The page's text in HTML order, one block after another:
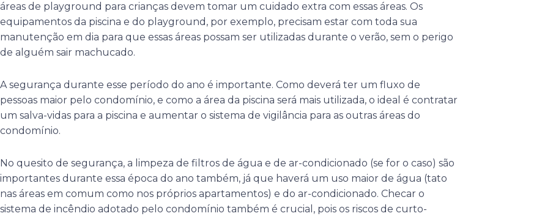
áreas de playground para crianças devem tomar um cuidado extra com essas áreas. Os
equipamentos da piscina e do playground, por exemplo, precisam estar com toda sua
manutenção em dia para que essas áreas possam ser utilizadas durante o verão, sem o perigo
de alguém sair machucado.
A segurança durante esse período do ano é importante. Como deverá ter um fluxo de
pessoas maior pelo condomínio, e como a área da piscina será mais utilizada, o ideal é contratar
um salva-vidas para a piscina e aumentar o sistema de vigilância para as outras áreas do
condomínio.
No quesito de segurança, a limpeza de filtros de água e de ar-condicionado (se for o caso) são
importantes durante essa época do ano também, já que haverá um uso maior de água (tato
nas áreas em comum como nos próprios apartamentos) e do ar-condicionado. Checar o
sistema de incêndio adotado pelo condomínio também é crucial, pois os riscos de curto-